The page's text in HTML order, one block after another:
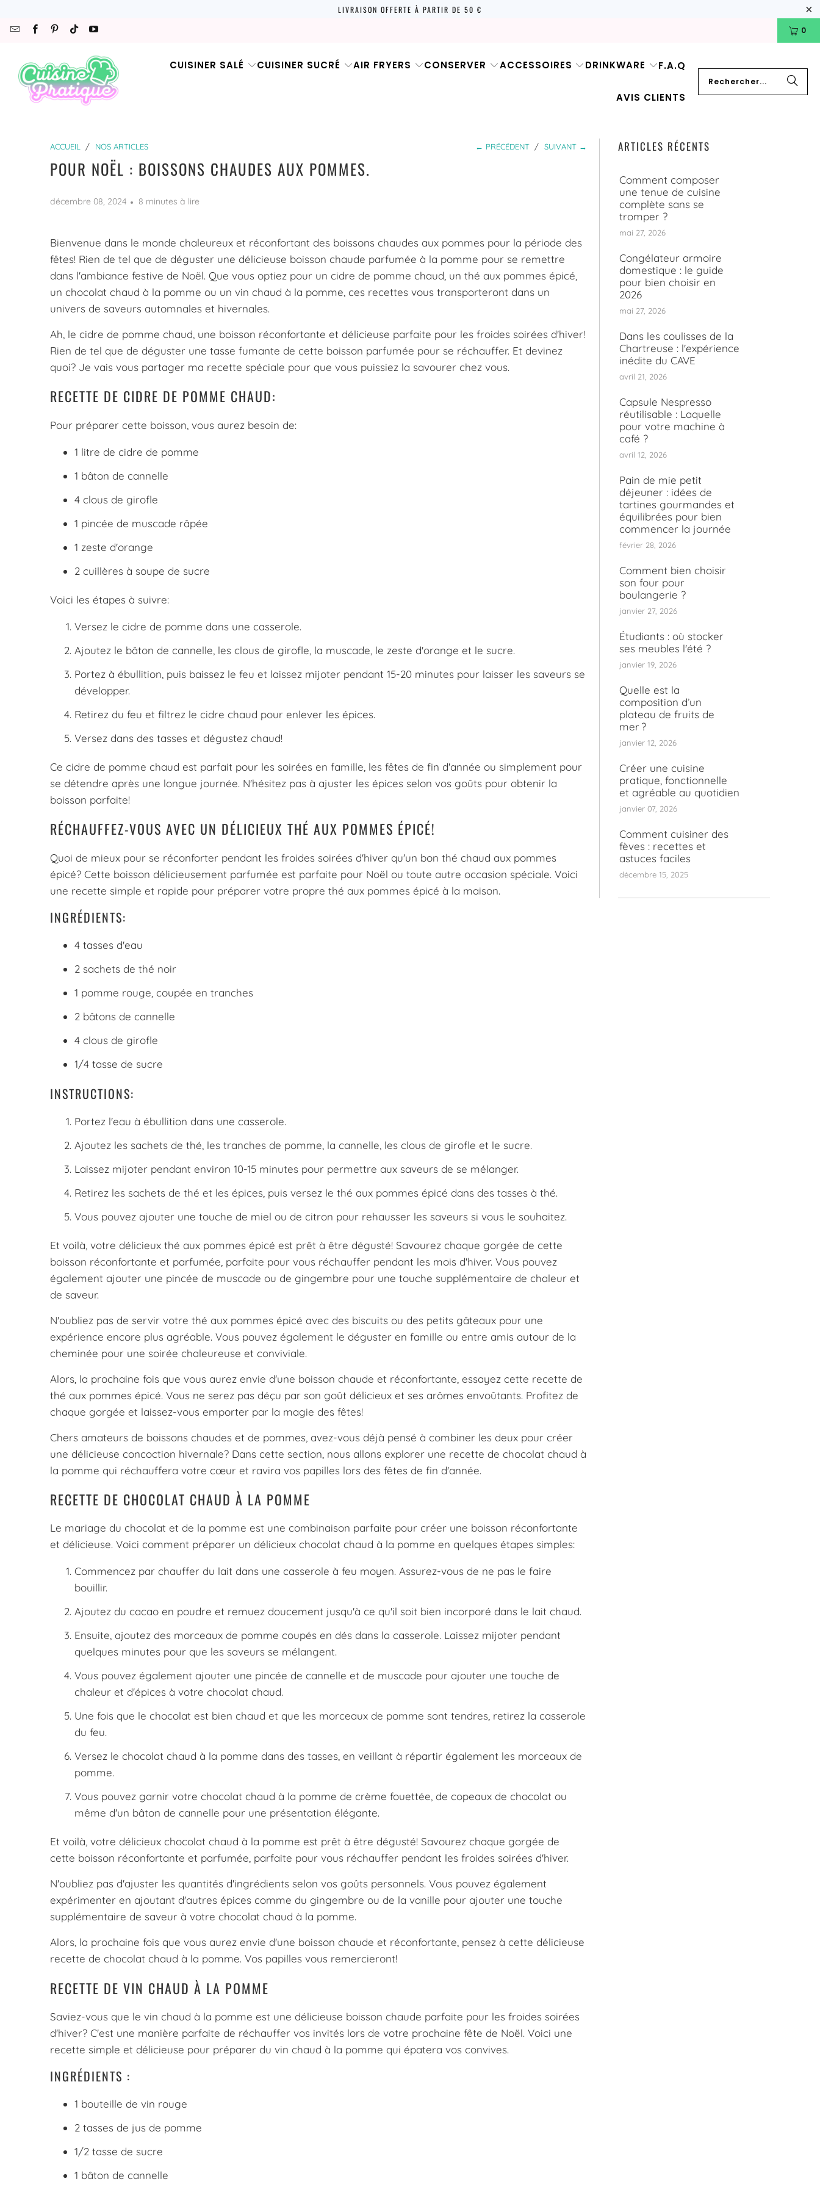
LIVRAISON OFFERTE À PARTIR DE 50 €
0
CUISINER SALÉ CUISINER SUCRÉ AIR FRYERS CONSERVER ACCESSOIRES DRINKWARE F.A.Q
AVIS CLIENTS
ACCUEIL / NOS ARTICLES ← PRÉCÉDENT / SUIVANT →
POUR NOËL : BOISSONS CHAUDES AUX POMMES.
décembre 08, 2024 8 minutes à lire
Bienvenue dans le monde chaleureux et réconfortant des boissons chaudes aux pommes pour la période des
fêtes! Rien de tel que de déguster une délicieuse boisson chaude parfumée à la pomme pour se remettre
dans l'ambiance festive de Noël. Que vous optiez pour un cidre de pomme chaud, un thé aux pommes épicé,
un chocolat chaud à la pomme ou un vin chaud à la pomme, ces recettes vous transporteront dans un
univers de saveurs automnales et hivernales.
Ah, le cidre de pomme chaud, une boisson réconfortante et délicieuse parfaite pour les froides soirées d'hiver!
Rien de tel que de déguster une tasse fumante de cette boisson parfumée pour se réchauffer. Et devinez
quoi? Je vais vous partager ma recette spéciale pour que vous puissiez la savourer chez vous.
RECETTE DE CIDRE DE POMME CHAUD:
Pour préparer cette boisson, vous aurez besoin de:
1 litre de cidre de pomme
1 bâton de cannelle
4 clous de girofle
1 pincée de muscade râpée
1 zeste d'orange
2 cuillères à soupe de sucre
Voici les étapes à suivre:
Versez le cidre de pomme dans une casserole.
Ajoutez le bâton de cannelle, les clous de girofle, la muscade, le zeste d'orange et le sucre.
Portez à ébullition, puis baissez le feu et laissez mijoter pendant 15-20 minutes pour laisser les saveurs se
développer.
Retirez du feu et filtrez le cidre chaud pour enlever les épices.
Versez dans des tasses et dégustez chaud!
Ce cidre de pomme chaud est parfait pour les soirées en famille, les fêtes de fin d'année ou simplement pour
se détendre après une longue journée. N'hésitez pas à ajuster les épices selon vos goûts pour obtenir la
boisson parfaite!
RÉCHAUFFEZ-VOUS AVEC UN DÉLICIEUX THÉ AUX POMMES ÉPICÉ!
Quoi de mieux pour se réconforter pendant les froides soirées d'hiver qu'un bon thé chaud aux pommes
épicé? Cette boisson délicieusement parfumée est parfaite pour Noël ou toute autre occasion spéciale. Voici
une recette simple et rapide pour préparer votre propre thé aux pommes épicé à la maison.
INGRÉDIENTS:
4 tasses d'eau
2 sachets de thé noir
1 pomme rouge, coupée en tranches
2 bâtons de cannelle
4 clous de girofle
1/4 tasse de sucre
INSTRUCTIONS:
Portez l'eau à ébullition dans une casserole.
Ajoutez les sachets de thé, les tranches de pomme, la cannelle, les clous de girofle et le sucre.
Laissez mijoter pendant environ 10-15 minutes pour permettre aux saveurs de se mélanger.
Retirez les sachets de thé et les épices, puis versez le thé aux pommes épicé dans des tasses à thé.
Vous pouvez ajouter une touche de miel ou de citron pour rehausser les saveurs si vous le souhaitez.
Et voilà, votre délicieux thé aux pommes épicé est prêt à être dégusté! Savourez chaque gorgée de cette
boisson réconfortante et parfumée, parfaite pour vous réchauffer pendant les mois d'hiver. Vous pouvez
également ajouter une pincée de muscade ou de gingembre pour une touche supplémentaire de chaleur et
de saveur.
N'oubliez pas de servir votre thé aux pommes épicé avec des biscuits ou des petits gâteaux pour une
expérience encore plus agréable. Vous pouvez également le déguster en famille ou entre amis autour de la
cheminée pour une soirée chaleureuse et conviviale.
Alors, la prochaine fois que vous aurez envie d'une boisson chaude et réconfortante, essayez cette recette de
thé aux pommes épicé. Vous ne serez pas déçu par son goût délicieux et ses arômes envoûtants. Profitez de
chaque gorgée et laissez-vous emporter par la magie des fêtes!
Chers amateurs de boissons chaudes et de pommes, avez-vous déjà pensé à combiner les deux pour créer
une délicieuse concoction hivernale? Dans cette section, nous allons explorer une recette de chocolat chaud à
la pomme qui réchauffera votre cœur et ravira vos papilles lors des fêtes de fin d'année.
RECETTE DE CHOCOLAT CHAUD À LA POMME
Le mariage du chocolat et de la pomme est une combinaison parfaite pour créer une boisson réconfortante
et délicieuse. Voici comment préparer un délicieux chocolat chaud à la pomme en quelques étapes simples:
Commencez par chauffer du lait dans une casserole à feu moyen. Assurez-vous de ne pas le faire
bouillir.
Ajoutez du cacao en poudre et remuez doucement jusqu'à ce qu'il soit bien incorporé dans le lait chaud.
Ensuite, ajoutez des morceaux de pomme coupés en dés dans la casserole. Laissez mijoter pendant
quelques minutes pour que les saveurs se mélangent.
Vous pouvez également ajouter une pincée de cannelle et de muscade pour ajouter une touche de
chaleur et d'épices à votre chocolat chaud.
Une fois que le chocolat est bien chaud et que les morceaux de pomme sont tendres, retirez la casserole
du feu.
Versez le chocolat chaud à la pomme dans des tasses, en veillant à répartir également les morceaux de
pomme.
Vous pouvez garnir votre chocolat chaud à la pomme de crème fouettée, de copeaux de chocolat ou
même d'un bâton de cannelle pour une présentation élégante.
Et voilà, votre délicieux chocolat chaud à la pomme est prêt à être dégusté! Savourez chaque gorgée de
cette boisson réconfortante et parfumée, parfaite pour vous réchauffer pendant les froides soirées d'hiver.
N'oubliez pas d'ajuster les quantités d'ingrédients selon vos goûts personnels. Vous pouvez également
expérimenter en ajoutant d'autres épices comme du gingembre ou de la vanille pour ajouter une touche
supplémentaire de saveur à votre chocolat chaud à la pomme.
Alors, la prochaine fois que vous aurez envie d'une boisson chaude et réconfortante, pensez à cette délicieuse
recette de chocolat chaud à la pomme. Vos papilles vous remercieront!
RECETTE DE VIN CHAUD À LA POMME
Saviez-vous que le vin chaud à la pomme est une délicieuse boisson chaude parfaite pour les froides soirées
d'hiver? C'est une manière parfaite de réchauffer vos invités lors de votre prochaine fête de Noël. Voici une
recette simple et délicieuse pour préparer du vin chaud à la pomme qui épatera vos convives.
INGRÉDIENTS :
1 bouteille de vin rouge
2 tasses de jus de pomme
1/2 tasse de sucre
1 bâton de cannelle
ARTICLES RÉCENTS
Comment composer
une tenue de cuisine
complète sans se
tromper ?
mai 27, 2026
Congélateur armoire
domestique : le guide
pour bien choisir en
2026
mai 27, 2026
Dans les coulisses de la
Chartreuse : l'expérience
inédite du CAVE
avril 21, 2026
Capsule Nespresso
réutilisable : Laquelle
pour votre machine à
café ?
avril 12, 2026
Pain de mie petit
déjeuner : idées de
tartines gourmandes et
équilibrées pour bien
commencer la journée
février 28, 2026
Comment bien choisir
son four pour
boulangerie ?
janvier 27, 2026
Étudiants : où stocker
ses meubles l'été ?
janvier 19, 2026
Quelle est la
composition d’un
plateau de fruits de
mer ?
janvier 12, 2026
Créer une cuisine
pratique, fonctionnelle
et agréable au quotidien
janvier 07, 2026
Comment cuisiner des
fèves : recettes et
astuces faciles
décembre 15, 2025